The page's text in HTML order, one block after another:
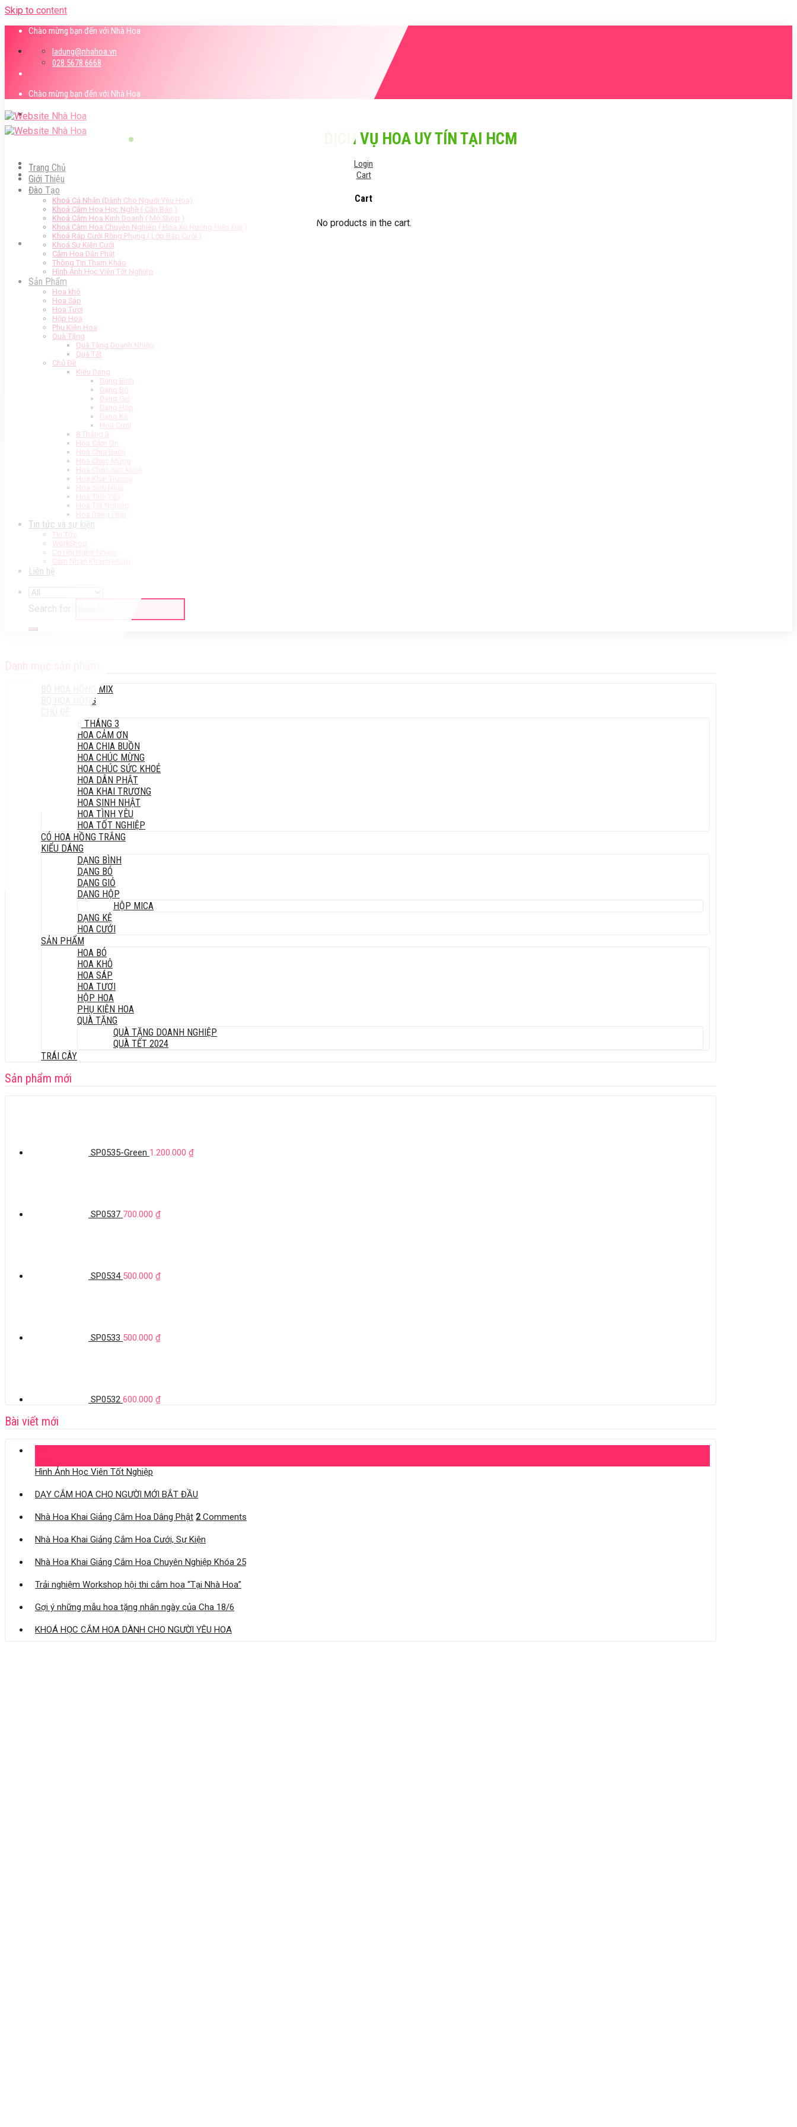
Skip to content
Chào mừng bạn đến với Nhà Hoa
ladung@nhahoa.vn
028.5678.6668
Chào mừng bạn đến với Nhà Hoa
DỊCH VỤ HOA UY TÍN TẠI HCM
Login
Cart
Cart
No products in the cart.
Trang Chủ
Giới Thiệu
Đào Tạo
Khoá Cá Nhân (Dành Cho Người Yêu Hoa)
Khoá Cắm Hoa Học Nghề ( Căn Bản )
Khoá Cắm Hoa Kinh Doanh ( Mở Shop )
Khoá Cắm Hoa Chuyên Nghiệp ( Hoa Xu Hướng Hiện Đại )
Khoá Ráp Cưới Rồng Phụng ( Lớp Ráp Cưới )
Khoá Sự Kiện Cưới
Cắm Hoa Dân Phật
Thông Tin Tham Khảo
Hình Ảnh Học Viên Tốt Nghiệp
Sản Phẩm
Hoa khô
Hoa Sáp
Hoa Tươi
Hộp Hoa
Phụ Kiện Hoa
Quà Tặng
Quà Tặng Doanh Nhiệp
Quà Tết
Chủ Đề
Kiểu Dáng
Dạng Bình
Dạng Bó
Dạng Giỏ
Dạng Hộp
Dạng Kệ
Hoa Cưới
8 Tháng 3
Hoa Cảm Ơn
Hoa Chia Buồn
Hoa Chúc Mừng
Hoa Chúc Sức khoẻ
Hoa Khai Trương
Hoa Sinh Nhật
Hoa Tình Yêu
Hoa Tốt Nghiệp
Hoa Dâng Phật
Tin tức và sự kiện
Tin Tức
WorkShop
Cơ Hội Nghề Nhiệp
Cảm Nhận Khách Hàng
Liên hệ
Search for:
Danh mục sản phẩm
BÓ HOA HỒNG MIX
BQ HOA HỒNG
8 THÁNG 3
HOA CẢM ƠN
HOA CHIA BUỒN
HOA CHÚC MỪNG
HOA CHÚC SỨC KHOẺ
HOA DÂN PHẬT
HOA KHAI TRƯƠNG
HOA SINH NHẬT
HOA TÌNH YÊU
HOA TỐT NGHIỆP
CÓ HOA HỒNG TRẮNG
KIỂU DÁNG
DẠNG BÌNH
DẠNG BÓ
DẠNG GIỎ
DẠNG HỘP
HỘP MICA
DẠNG KỆ
HOA CƯỚI
SẢN PHẨM
HOA BÓ
HOA KHÔ
HOA SÁP
HOA TƯƠI
HỘP HOA
PHỤ KIỆN HOA
QUÀ TẶNG
QUÀ TẶNG DOANH NGHIỆP
QUÀ TẾT 2024
TRÁI CÂY
Sản phẩm mới
SP0535-Green 1.200.000 ₫
SP0537 700.000 ₫
SP0534 500.000 ₫
SP0533 500.000 ₫
SP0532 600.000 ₫
Bài viết mới
Hình Ảnh Học Viên Tốt Nghiệp
DẠY CẮM HOA CHO NGƯỜI MỚI BẮT ĐẦU
Nhà Hoa Khai Giảng Cắm Hoa Dâng Phật 2Comments
Nhà Hoa Khai Giảng Cắm Hoa Cưới, Sự Kiện
Nhà Hoa Khai Giảng Cắm Hoa Chuyên Nghiệp Khóa 25
Trải nghiệm Workshop hội thi cắm hoa “Tại Nhà Hoa”
Gợi ý những mẫu hoa tặng nhân ngày của Cha 18/6
KHOÁ HỌC CẮM HOA DÀNH CHO NGƯỜI YÊU HOA